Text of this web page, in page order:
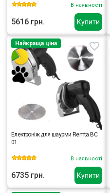
Купити
В наявності
5616 грн.
Купити
Найкраща ціна
Електроніж для шаурми Remta BC
01
В наявності
6735 грн.